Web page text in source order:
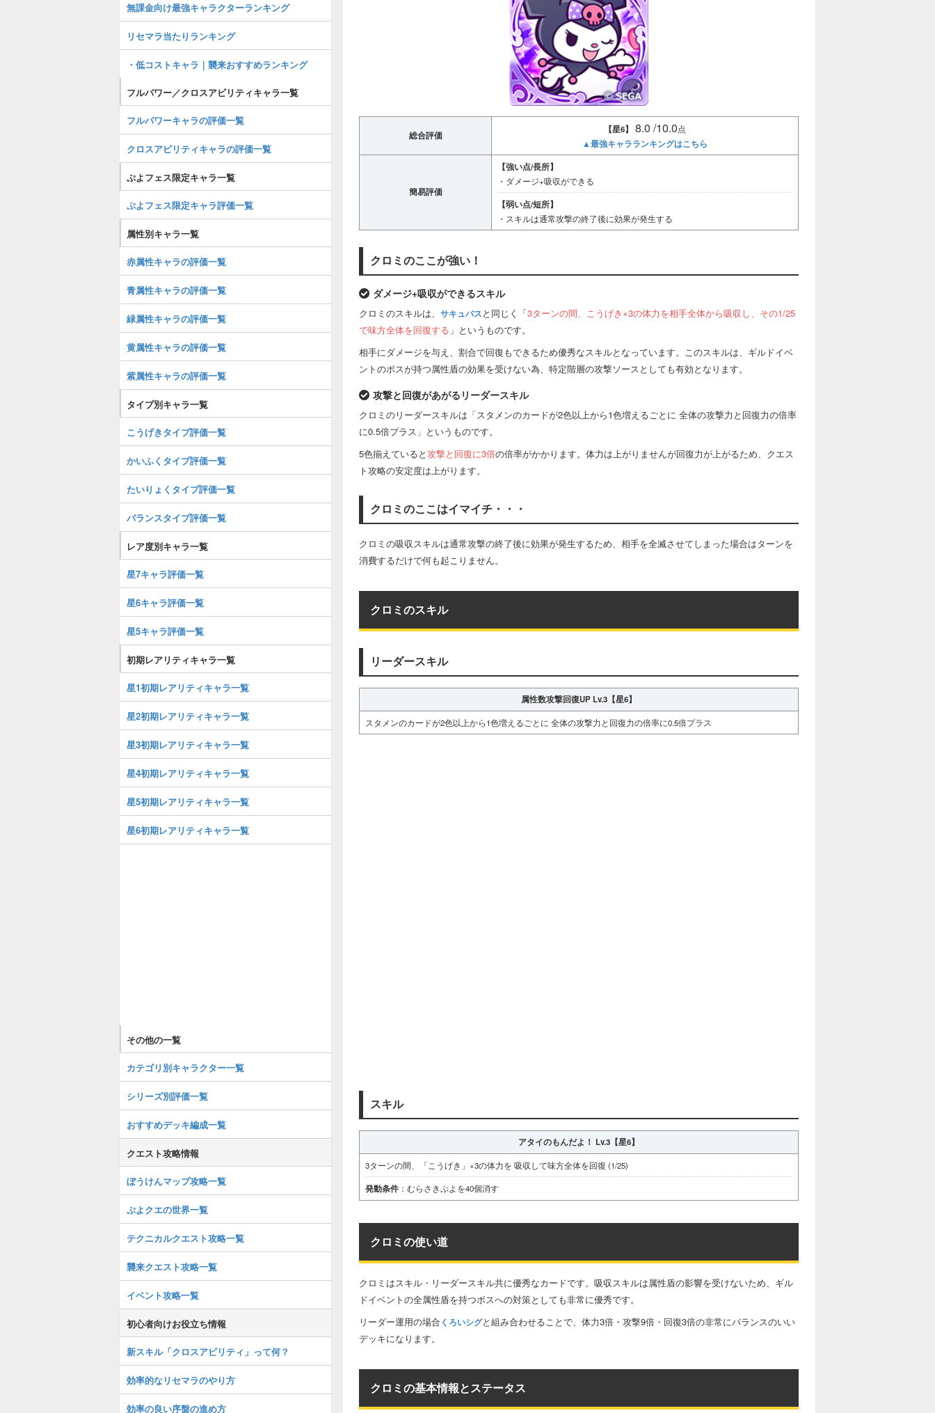
総合評価
【星6】 8.0 /10.0点
▲最強キャラランキングはこちら
簡易評価
【強い点/長所】
・ダメージ+吸収ができる
【弱い点/短所】
・スキルは通常攻撃の終了後に効果が発生する
クロミのここが強い！
ダメージ+吸収ができるスキル
クロミのスキルは、 サキュバスと同じく「3ターンの間、こうげき×3の体力を相手全体から吸収し、その1/25
で味方全体を回復する 」というものです。
相手にダメージを与え、割合で回復もできるため優秀なスキルとなっています。このスキルは、ギルドイベ
ントのボスが持つ属性盾の効果を受けない為、特定階層の攻撃ソースとしても有効となります。
攻撃と回復があがるリーダースキル
クロミのリーダースキルは「スタメンのカードが2色以上から1色増えるごとに 全体の攻撃力と回復力の倍率
に0.5倍プラス」というものです。
5色揃えていると攻撃と回復に3倍の倍率がかかります。体力は上がりませんが回復力が上がるため、クエス
ト攻略の安定度は上がります。
クロミのここはイマイチ・・・
クロミの吸収スキルは通常攻撃の終了後に効果が発生するため、相手を全滅させてしまった場合はターンを
消費するだけで何も起こりません。
クロミのスキル
リーダースキル
属性数攻撃回復UP Lv.3【星6】
スタメンのカードが2色以上から1色増えるごとに 全体の攻撃力と回復力の倍率に0.5倍プラス
スキル
アタイのもんだよ！ Lv.3【星6】
3ターンの間、「こうげき」×3の体力を 吸収して味方全体を回復 (1/25)
発動条件 ：むらさきぷよを40個消す
クロミの使い道
クロミはスキル・リーダースキル共に優秀なカードです。吸収スキルは属性盾の影響を受けないため、ギル
ドイベントの全属性盾を持つボスへの対策としても非常に優秀です。
リーダー運用の場合くろいシグと組み合わせることで、体力3倍・攻撃9倍・回復3倍の非常にバランスのいい
デッキになります。
クロミの基本情報とステータス
無課金向け最強キャラクターランキング
リセマラ当たりランキング
・低コストキャラ｜襲来おすすめランキング
フルパワー／クロスアビリティキャラ一覧
フルパワーキャラの評価一覧
クロスアビリティキャラの評価一覧
ぷよフェス限定キャラ一覧
ぷよフェス限定キャラ評価一覧
属性別キャラ一覧
赤属性キャラの評価一覧
青属性キャラの評価一覧
緑属性キャラの評価一覧
黄属性キャラの評価一覧
紫属性キャラの評価一覧
タイプ別キャラ一覧
こうげきタイプ評価一覧
かいふくタイプ評価一覧
たいりょくタイプ評価一覧
バランスタイプ評価一覧
レア度別キャラ一覧
星7キャラ評価一覧
星6キャラ評価一覧
星5キャラ評価一覧
初期レアリティキャラ一覧
星1初期レアリティキャラ一覧
星2初期レアリティキャラ一覧
星3初期レアリティキャラ一覧
星4初期レアリティキャラ一覧
星5初期レアリティキャラ一覧
星6初期レアリティキャラ一覧
その他の一覧
カテゴリ別キャラクター一覧
シリーズ別評価一覧
おすすめデッキ編成一覧
クエスト攻略情報
ぼうけんマップ攻略一覧
ぷよクエの世界一覧
テクニカルクエスト攻略一覧
襲来クエスト攻略一覧
イベント攻略一覧
初心者向けお役立ち情報
新スキル「クロスアビリティ」って何？
効率的なリセマラのやり方
効率の良い序盤の進め方